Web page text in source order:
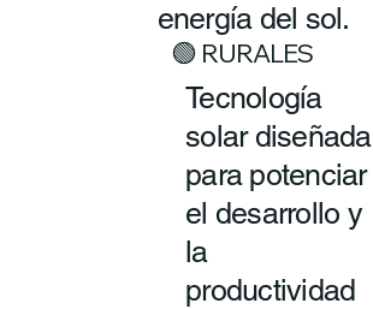
energía del sol.
🟢 RURALES
Tecnología
solar diseñada
para potenciar
el desarrollo y
la
productividad